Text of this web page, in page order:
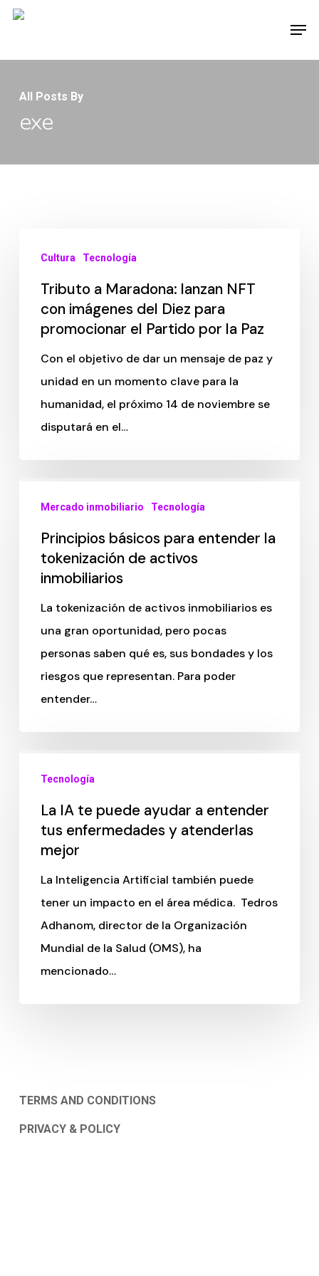
Skip
All Posts By
exe
Cultura Tecnología
Tributo a Maradona: lanzan NFT
con imágenes del Diez para
promocionar el Partido por la Paz
Con el objetivo de dar un mensaje de paz y
unidad en un momento clave para la
humanidad, el próximo 14 de noviembre se
disputará en el…
Mercado inmobiliario Tecnología
Principios básicos para entender la
tokenización de activos
inmobiliarios
La tokenización de activos inmobiliarios es
una gran oportunidad, pero pocas
personas saben qué es, sus bondades y los
riesgos que representan. Para poder
entender…
Tecnología
La IA te puede ayudar a entender
tus enfermedades y atenderlas
mejor
La Inteligencia Artificial también puede
tener un impacto en el área médica. Tedros
Adhanom, director de la Organización
Mundial de la Salud (OMS), ha
mencionado…
TERMS AND CONDITIONS
PRIVACY & POLICY